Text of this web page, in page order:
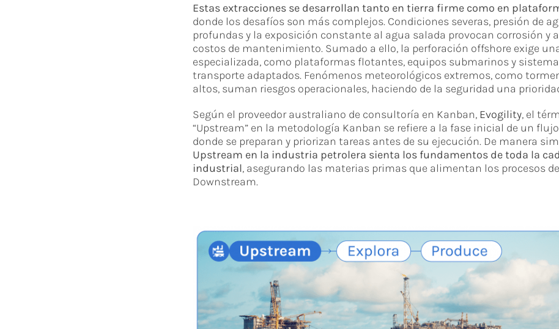
Estas extracciones se desarrollan tanto en tierra firme como en
donde los desafíos son más complejos. Condiciones severas, presión de
profundas y la exposición constante al agua salada provocan corrosión y
costos de mantenimiento. Sumado a ello, la perforación offshore exige
especializada, como plataformas flotantes, equipos submarinos y
transporte adaptados. Fenómenos meteorológicos extremos, como
altos, suman riesgos operacionales, haciendo de la seguridad una
Según el proveedor australiano de consultoría en Kanban, Evogility, el
“Upstream” en la metodología Kanban se refiere a la fase inicial de un
donde se preparan y priorizan tareas antes de su ejecución. De manera
Upstream en la industria petrolera sienta los fundamentos de toda la
industrial, asegurando las materias primas que alimentan los procesos
Downstream.